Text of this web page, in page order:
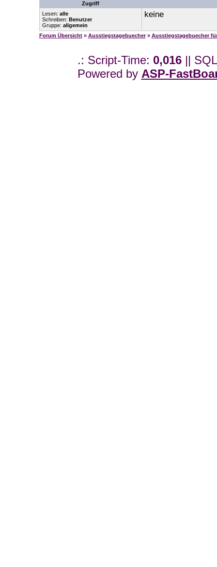
Zugriff
Lesen: alle
Schreiben: Benutzer
Gruppe: allgemein
keine
Forum Übersicht » Ausstiegstagebuecher » Ausstiegstagebuecher
.: Script-Time: 0,016||
Powered by ASP-